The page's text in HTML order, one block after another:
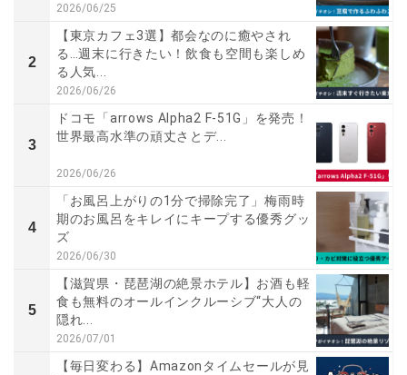
2026/06/25
2
【東京カフェ3選】都会なのに癒やされ
る…週末に行きたい！飲食も空間も楽しめ
る人気...
2026/06/26
3
ドコモ「arrows Alpha2 F-51G」を発売！
世界最高水準の頑丈さとデ...
2026/06/26
4
「お風呂上がりの1分で掃除完了」梅雨時
期のお風呂をキレイにキープする優秀グッ
ズ
2026/06/30
5
【滋賀県・琵琶湖の絶景ホテル】お酒も軽
食も無料のオールインクルーシブ“大人の
隠れ...
2026/07/01
【毎日変わる】Amazonタイムセールが見